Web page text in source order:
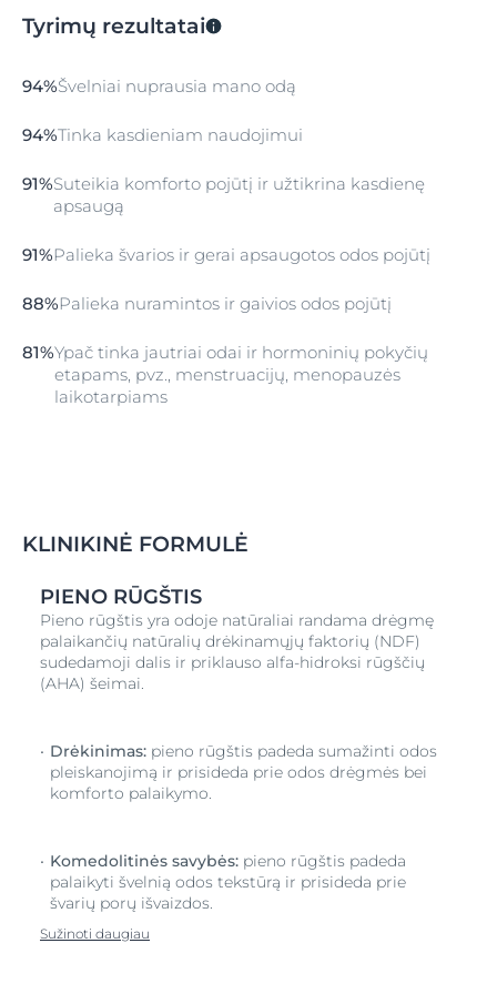
Tyrimų rezultatai
94%Švelniai nuprausia mano odą
94%Tinka kasdieniam naudojimui
91%Suteikia komforto pojūtį ir užtikrina kasdienę
apsaugą
91%Palieka švarios ir gerai apsaugotos odos pojūtį
88%Palieka nuramintos ir gaivios odos pojūtį
81%Ypač tinka jautriai odai ir hormoninių pokyčių
etapams, pvz., menstruacijų, menopauzės
laikotarpiams
KLINIKINĖ FORMULĖ
PIENO RŪGŠTIS
Pieno rūgštis yra odoje natūraliai randama drėgmę
palaikančių natūralių drėkinamųjų faktorių (NDF)
sudedamoji dalis ir priklauso alfa-hidroksi rūgščių
(AHA) šeimai.
Drėkinimas: pieno rūgštis padeda sumažinti odos
pleiskanojimą ir prisideda prie odos drėgmės bei
komforto palaikymo.
Komedolitinės savybės: pieno rūgštis padeda
palaikyti švelnią odos tekstūrą ir prisideda prie
švarių porų išvaizdos.
Sužinoti daugiau